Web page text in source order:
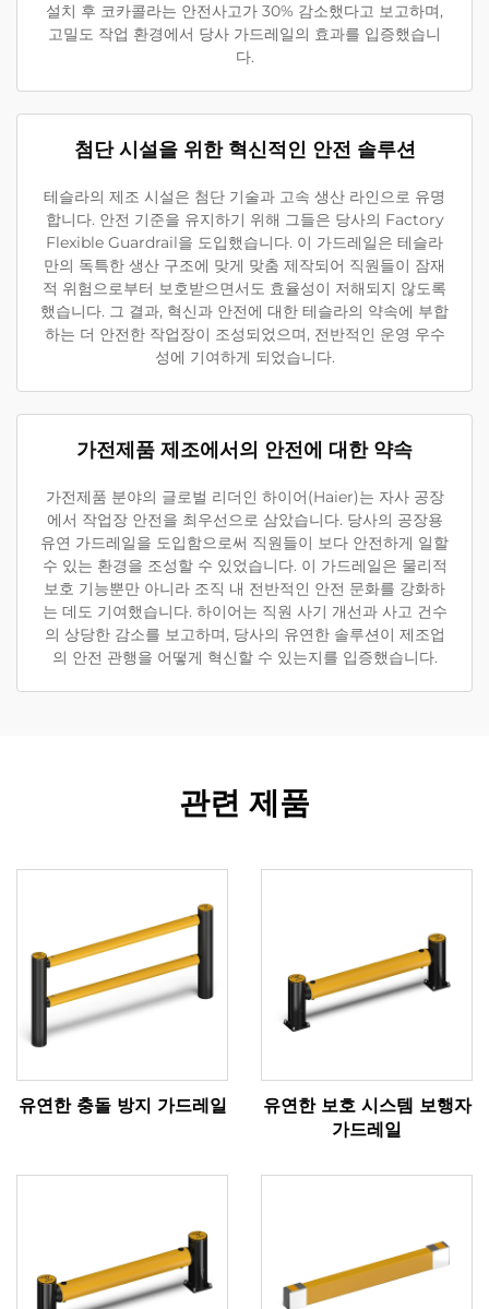
설치 후 코카콜라는 안전사고가 30% 감소했다고 보고하며,
고밀도 작업 환경에서 당사 가드레일의 효과를 입증했습니
다.
첨단 시설을 위한 혁신적인 안전 솔루션
테슬라의 제조 시설은 첨단 기술과 고속 생산 라인으로 유명
합니다. 안전 기준을 유지하기 위해 그들은 당사의 Factory
Flexible Guardrail을 도입했습니다. 이 가드레일은 테슬라
만의 독특한 생산 구조에 맞게 맞춤 제작되어 직원들이 잠재
적 위험으로부터 보호받으면서도 효율성이 저해되지 않도록
했습니다. 그 결과, 혁신과 안전에 대한 테슬라의 약속에 부합
하는 더 안전한 작업장이 조성되었으며, 전반적인 운영 우수
성에 기여하게 되었습니다.
가전제품 제조에서의 안전에 대한 약속
가전제품 분야의 글로벌 리더인 하이어(Haier)는 자사 공장
에서 작업장 안전을 최우선으로 삼았습니다. 당사의 공장용
유연 가드레일을 도입함으로써 직원들이 보다 안전하게 일할
수 있는 환경을 조성할 수 있었습니다. 이 가드레일은 물리적
보호 기능뿐만 아니라 조직 내 전반적인 안전 문화를 강화하
는 데도 기여했습니다. 하이어는 직원 사기 개선과 사고 건수
의 상당한 감소를 보고하며, 당사의 유연한 솔루션이 제조업
의 안전 관행을 어떻게 혁신할 수 있는지를 입증했습니다.
관련 제품
유연한 충돌 방지 가드레일
유연한 보호 시스템 보행자
가드레일